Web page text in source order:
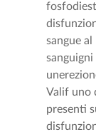
sangue
Valif uno
presenti